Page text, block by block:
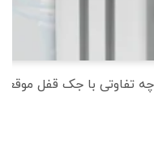
با جک قفل